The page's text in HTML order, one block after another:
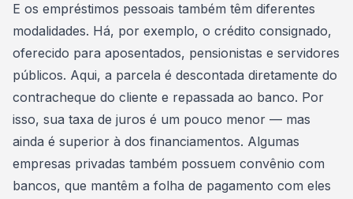
E os empréstimos pessoais também têm diferentes
modalidades. Há, por exemplo, o crédito consignado,
oferecido para aposentados, pensionistas e servidores
públicos. Aqui, a parcela é descontada diretamente do
contracheque do cliente e repassada ao banco. Por
isso, sua taxa de juros é um pouco menor — mas
ainda é superior à dos financiamentos. Algumas
empresas privadas também possuem convênio com
bancos, que mantêm a folha de pagamento com eles